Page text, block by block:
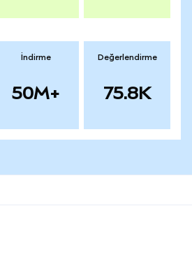
İndirme
50M+
Değerlendirme
75.8K